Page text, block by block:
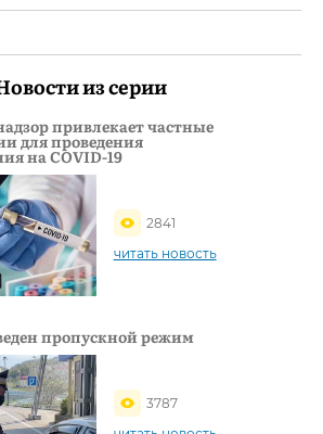
из серии
привлекает частные
для проведения
на COVID-19
2841
читать новость
пропускной режим
3787